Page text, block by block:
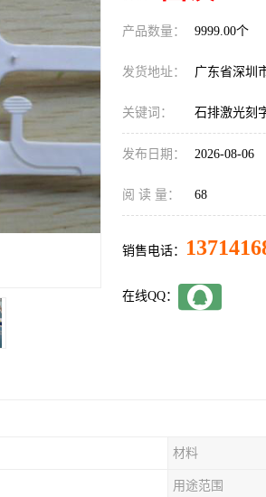
产品数量： 9999.00个
发货地址： 广东省深
关键词： 石排激光刻
发布日期： 2026-08-06
阅 读 量： 68
销售电话：
在线QQ：
材料
用途范围